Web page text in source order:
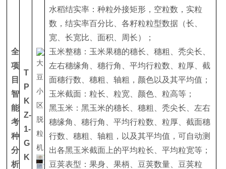
全
项
目
智
能
考
种
分
析
T
P
K
Z-
1-
G
K
水稻结实率：种粒外接矩形，空粒数，实粒
数，结实率百分比、各籽粒粒型数据（长、
宽、长宽比、面积、周长）；
玉米整穗：玉米果穗的穗长、穗粗、秃尖长、
左右穗缘角、穗行角、平均行粒数、粒厚、截
面穗行数、穗粗、轴粗，颜色以及其平均值；
玉米截面：粒长、粒宽、颜色、粒高等；
黑玉米：黑玉米的穗长、穗粗、秃尖长、左右
穗缘角、穗行角、平均行粒数、粒厚、截面穗
行数、穗粗、轴粗，以及其平均值，可自动测
出各黑玉米截面上的平均粒长、平均粒宽等；
豆荚表型：果身、果柄、豆荚数量、豆荚粒